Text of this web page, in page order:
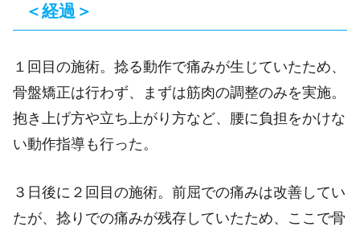
＜経過＞
１回目の施術。捻る動作で痛みが生じていたため、
骨盤矯正は行わず、まずは筋肉の調整のみを実施。
抱き上げ方や立ち上がり方など、腰に負担をかけな
い動作指導も行った。
３日後に２回目の施術。前屈での痛みは改善してい
たが、捻りでの痛みが残存していたため、ここで骨